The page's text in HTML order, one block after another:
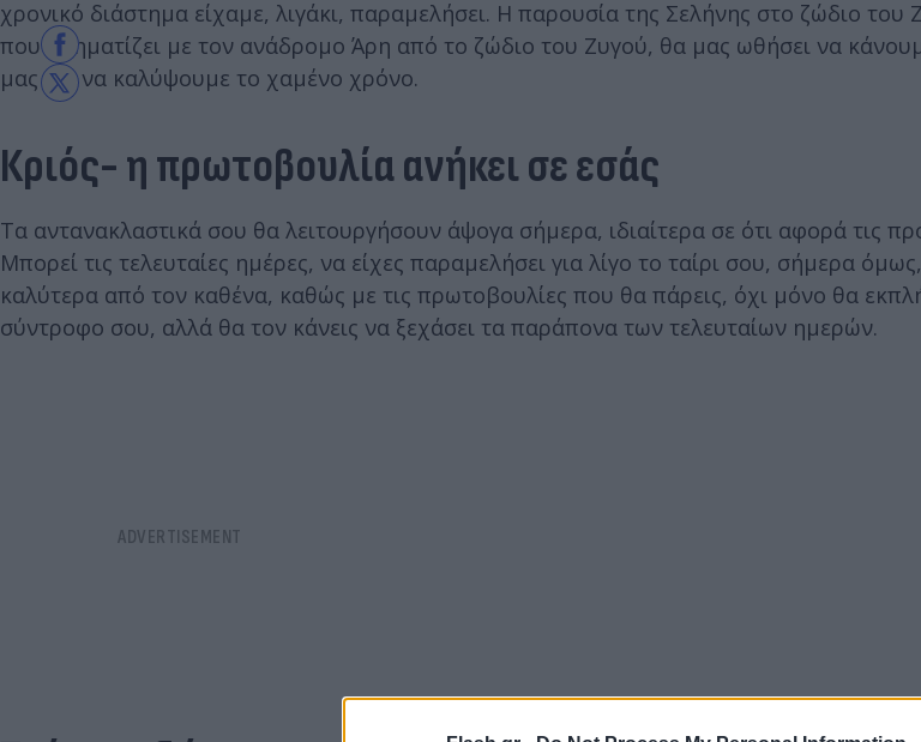
χρονικό διάστημα είχαμε, λιγάκι, παραμελήσει. Η παρουσία της Σελήνης στο ζώδιο
που σχηματίζει με τον ανάδρομο Άρη από το ζώδιο του Ζυγού, θα μας ωθήσει να
μας για να καλύψουμε το χαμένο χρόνο.
Κριός- η πρωτοβουλία ανήκει σε εσάς
Τα αντανακλαστικά σου θα λειτουργήσουν άψογα σήμερα, ιδιαίτερα σε ότι αφορά τις
Μπορεί τις τελευταίες ημέρες, να είχες παραμελήσει για λίγο το ταίρι σου, σήμερα
καλύτερα από τον καθένα, καθώς με τις πρωτοβουλίες που θα πάρεις, όχι μόνο θα
σύντροφο σου, αλλά θα τον κάνεις να ξεχάσει τα παράπονα των τελευταίων ημερών.